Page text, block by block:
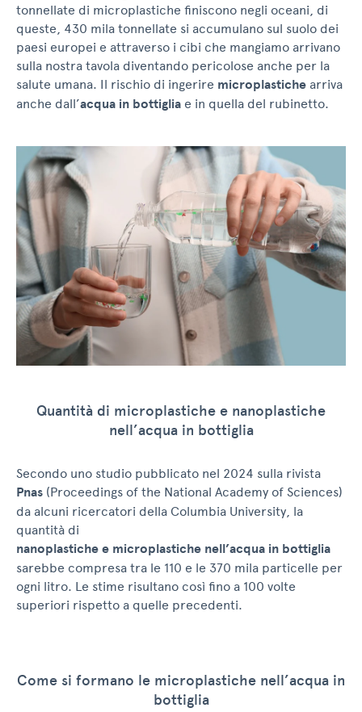
tonnellate di microplastiche finiscono negli oceani, di
queste, 430 mila tonnellate si accumulano sul suolo dei
paesi europei e attraverso i cibi che mangiamo arrivano
sulla nostra tavola diventando pericolose anche per la
salute umana. Il rischio di ingerire microplastiche arriva
anche dall’acqua in bottiglia e in quella del rubinetto.
Quantità di microplastiche e nanoplastiche
nell’acqua in bottiglia
Secondo uno studio pubblicato nel 2024 sulla rivista
Pnas (Proceedings of the National Academy of Sciences)
da alcuni ricercatori della Columbia University, la
quantità di
nanoplastiche e microplastiche nell’acqua in bottiglia
sarebbe compresa tra le 110 e le 370 mila particelle per
ogni litro. Le stime risultano così fino a 100 volte
superiori rispetto a quelle precedenti.
Come si formano le microplastiche nell’acqua in
bottiglia